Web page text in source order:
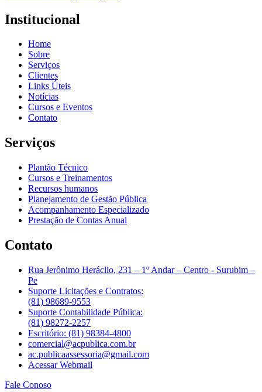
Institucional
Home
Sobre
Serviços
Clientes
Links Úteis
Notícias
Cursos e Eventos
Contato
Serviços
Plantão Técnico
Cursos e Treinamentos
Recursos humanos
Planejamento de Gestão Pública
Acompanhamento Especializado
Prestação de Contas Anual
Contato
Rua Jerônimo Heráclio, 231 – 1º Andar – Centro - Surubim –
Pe
Suporte Licitações e Contratos:
(81) 98689-9553
Suporte Contabilidade Pública:
(81) 98272-2257
Escritório: (81) 98384-4800
comercial@acpublica.com.br
ac.publicaassessoria@gmail.com
Acessar Webmail
Fale Conoso